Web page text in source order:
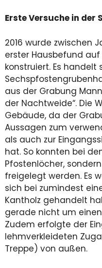
Erste Versuche in der
2016 wurde zwischen
erster Hausbefund
konstruiert. Es
aus der Grabung
der Nachtweide“. Die
Gebäude, da der
Aussagen zum
als auch zur
hat. So konnten bei
Pfostenlöcher,
freigelegt werden. Es
sich bei zumindest
Kantholz gehandelt
gerade nicht um
Zudem erfolgte der
lehmverkleideten
Treppe) von außen.